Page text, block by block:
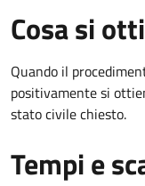
Cosa si
Quando il
positivamente si
stato civile chiesto.
Tempi e